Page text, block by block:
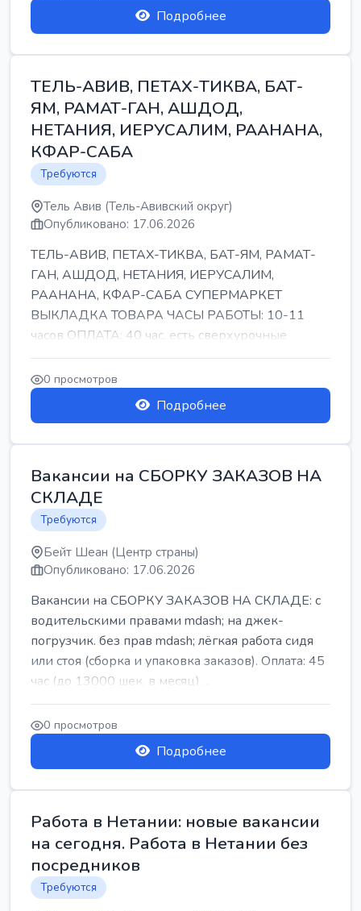
Подробнее
ТЕЛЬ-АВИВ, ПЕТАХ-ТИКВА, БАТ-
ЯМ, РАМАТ-ГАН, АШДОД,
НЕТАНИЯ, ИЕРУСАЛИМ, РААНАНА,
КФАР-САБА
Требуются
Тель Авив (Тель-Авивский округ)
Опубликовано: 17.06.2026
ТЕЛЬ-АВИВ, ПЕТАХ-ТИКВА, БАТ-ЯМ, РАМАТ-
ГАН, АШДОД, НЕТАНИЯ, ИЕРУСАЛИМ,
РААНАНА, КФАР-САБА СУПЕРМАРКЕТ
ВЫКЛАДКА ТОВАРА ЧАСЫ РАБОТЫ: 10-11
часов ОПЛАТА: 40 час, есть сверхурочные
ПИТАНИЕ ЕСТЬ Для синих б...
0 просмотров
Подробнее
Вакансии на СБОРКУ ЗАКАЗОВ НА
СКЛАДЕ
Требуются
Бейт Шеан (Центр страны)
Опубликовано: 17.06.2026
Вакансии на СБОРКУ ЗАКАЗОВ НА СКЛАДЕ: с
водительскими правами mdash; на джек-
погрузчик. без прав mdash; лёгкая работа сидя
или стоя (сборка и упаковка заказов). Оплата: 45
час (до 13000 шек. в месяц) ...
0 просмотров
Подробнее
Работа в Нетании: новые вакансии
на сегодня. Работа в Нетании без
посредников
Требуются